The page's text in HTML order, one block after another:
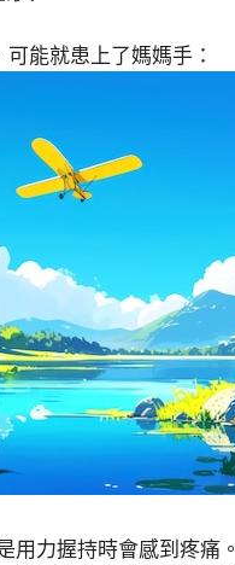
能就患上了媽媽手：
用力握持時會感到疼痛。